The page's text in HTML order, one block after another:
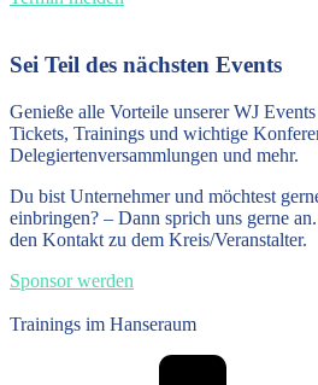
Sei Teil des nächsten Events
Genieße alle Vorteile unserer WJ
Tickets, Trainings und wichtige
Delegiertenversammlungen und mehr.
Du bist Unternehmer und möchtest
einbringen? – Dann sprich uns gerne
den Kontakt zu dem Kreis/Veranstalter.
Sponsor werden
Trainings im Hanseraum